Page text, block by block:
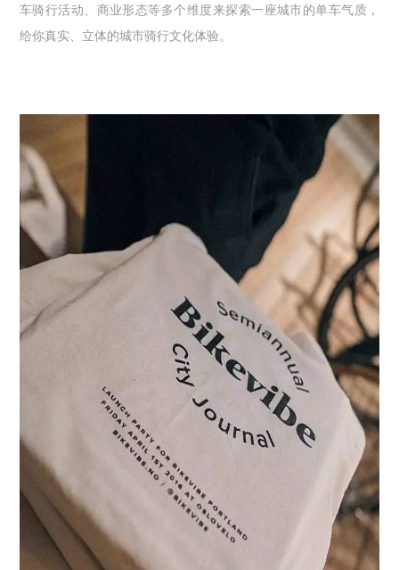
车骑行活动、商业形态等多个维度来探索一座城市的单车气质，
给你真实、立体的城市骑行文化体验。